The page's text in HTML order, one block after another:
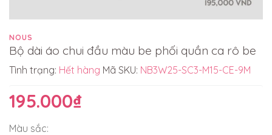
NOUS
Bộ dài áo chui đầu màu be phối quần ca rô be
Tình trạng: Hết hàng Mã SKU: NB3W25-SC3-M15-CE-9M
195.000₫
Màu sắc: